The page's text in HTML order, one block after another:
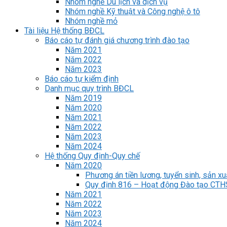
Nhóm nghề Kỹ thuật và Công nghệ ô tô
Nhóm nghề mỏ
Tài liệu Hệ thống BĐCL
Báo cáo tự đánh giá chương trình đào tạo
Năm 2021
Năm 2022
Năm 2023
Báo cáo tự kiểm định
Danh mục quy trình BĐCL
Năm 2019
Năm 2020
Năm 2021
Năm 2022
Năm 2023
Năm 2024
Hệ thống Quy định-Quy chế
Năm 2020
Phương án tiền lương, tuyển sinh, sản
Quy định 816 – Hoạt động Đào tạo
Năm 2021
Năm 2022
Năm 2023
Năm 2024